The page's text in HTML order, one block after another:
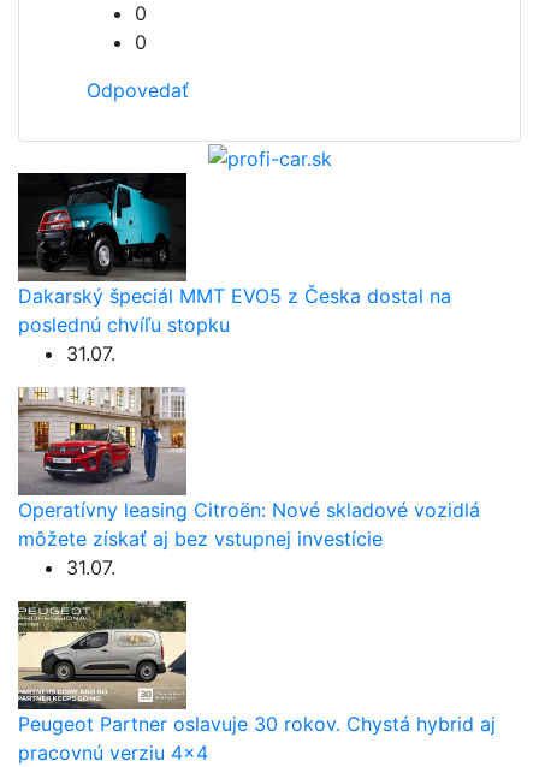
0
0
Odpovedať
Dakarský špeciál MMT EVO5 z Česka dostal na
poslednú chvíľu stopku
31.07.
Operatívny leasing Citroën: Nové skladové vozidlá
môžete získať aj bez vstupnej investície
31.07.
Peugeot Partner oslavuje 30 rokov. Chystá hybrid aj
pracovnú verziu 4×4